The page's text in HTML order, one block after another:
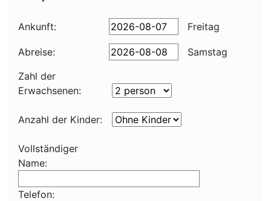
Ankunft: Freitag
Abreise:
Samstag
Zahl der
Erwachsenen:
Anzahl der Kinder:
Vollständiger
Name:
Telefon: